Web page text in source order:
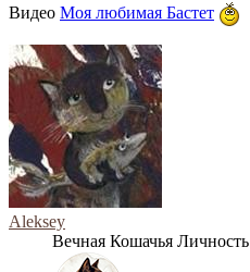
Видео Моя любимая Бастет
Aleksey
Вечная Кошачья Личность